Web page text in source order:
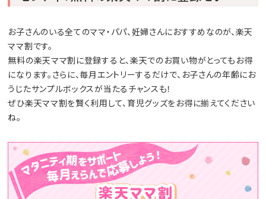
お子さんのいる全てのママ・パパ、妊婦さんにおすすめなのが、楽天
ママ割です。
無料の楽天ママ割に登録すると、楽天でのお買い物がとってもお得
になります。さらに、毎月エントリーするだけで、お子さんの年齢にお
うじたサンプルボックスが当たるチャンスも！
ぜひ楽天ママ割を賢く利用して、育児グッズをお得に揃えてください
ね。